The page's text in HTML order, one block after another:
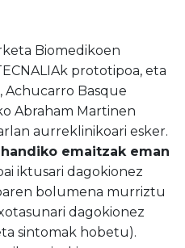
Biomedikoen
prototipoa, eta
Achucarro Basque
Abraham Martinen
aurreklinikoari esker.
emaitzak eman
iktusari dagokionez
bolumena murriztu
dagokionez
sintomak hobetu).